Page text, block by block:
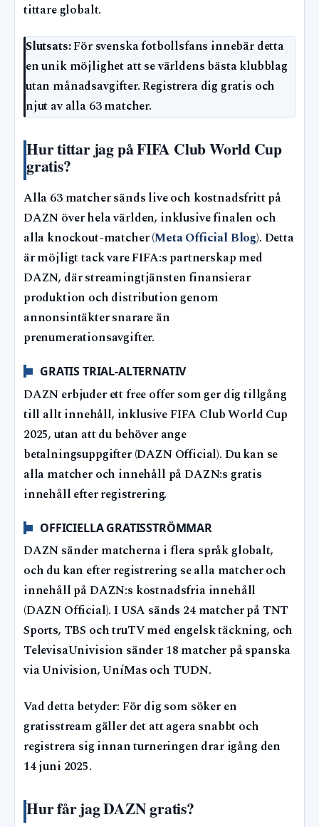
tittare globalt.
Slutsats:För svenska fotbollsfans innebär detta
en unik möjlighet att se världens bästa klubblag
utan månadsavgifter. Registrera dig gratis och
njut av alla 63 matcher.
Hur tittar jag på FIFA Club World Cup
gratis?
Alla 63 matcher sänds live och kostnadsfritt på
DAZN över hela världen, inklusive finalen och
alla knockout-matcher (Meta Official Blog). Detta
är möjligt tack vare FIFA:s partnerskap med
DAZN, där streamingtjänsten finansierar
produktion och distribution genom
annonsintäkter snarare än
prenumerationsavgifter.
GRATIS TRIAL-ALTERNATIV
DAZN erbjuder ett free offer som ger dig tillgång
till allt innehåll, inklusive FIFA Club World Cup
2025, utan att du behöver ange
betalningsuppgifter (DAZN Official). Du kan se
alla matcher och innehåll på DAZN:s gratis
innehåll efter registrering.
OFFICIELLA GRATISSTRÖMMAR
DAZN sänder matcherna i flera språk globalt,
och du kan efter registrering se alla matcher och
innehåll på DAZN:s kostnadsfria innehåll
(DAZN Official). I USA sänds 24 matcher på TNT
Sports, TBS och truTV med engelsk täckning, och
TelevisaUnivision sänder 18 matcher på spanska
via Univision, UníMas och TUDN.
Vad detta betyder: För dig som söker en
gratisstream gäller det att agera snabbt och
registrera sig innan turneringen drar igång den
14 juni 2025.
Hur får jag DAZN gratis?